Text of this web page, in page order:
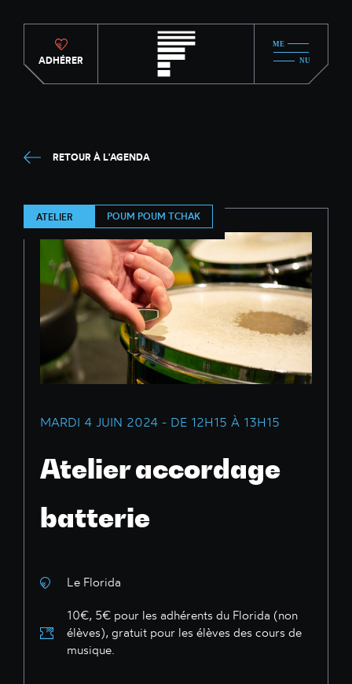
ADHÉRER
RETOUR À L'AGENDA
ATELIER POUM POUM TCHAK
MARDI 4 JUIN 2024 - DE 12H15 À 13H15
Atelier accordage
batterie
Le Florida
10€, 5€ pour les adhérents du Florida (non
élèves), gratuit pour les élèves des cours de
musique.